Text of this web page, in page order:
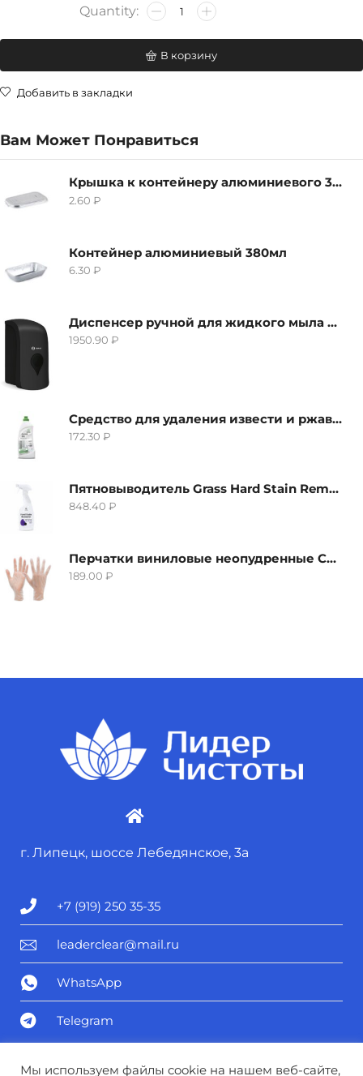
В корзину
Добавить в закладки
Вам Может Понравиться
Крышка к контейнеру алюминиевого 380мл
2.60 ₽
Контейнер алюминиевый 380мл
6.30 ₽
Диспенсер ручной для жидкого мыла Grass IT-0638, черный
1950.90 ₽
Средство для удаления извести и ржавчины Grass Gloss-Gel, 500мл
172.30 ₽
Пятновыводитель Grass Hard Stain Remover, 600мл
848.40 ₽
Перчатки виниловые неопудренные CTP-BS, размер S
189.00 ₽
г. Липецк, шоссе Лебедянское, 3а
+7 (919) 250 35-35
leaderclear@mail.ru
WhatsApp
Telegram
Политика конфиденциальности
Мы используем файлы cookie на нашем веб-сайте,